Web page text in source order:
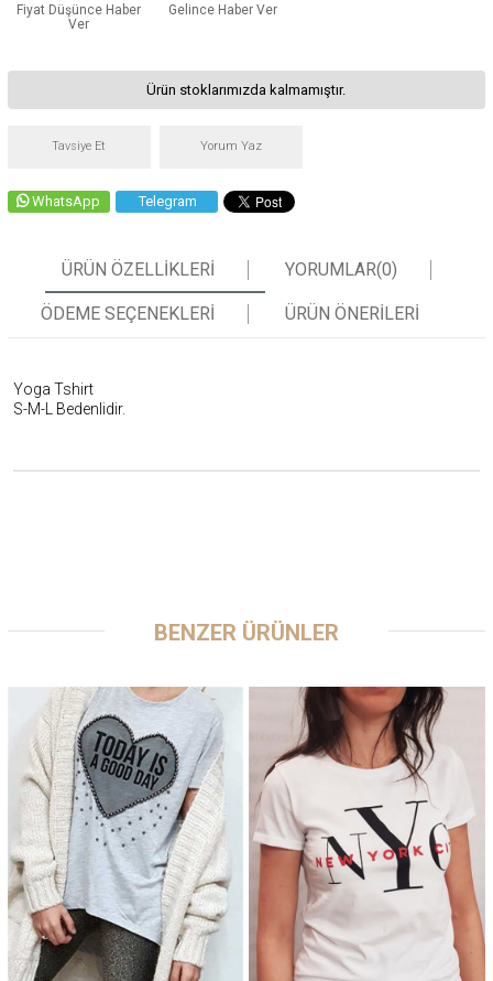
Fiyat Düşünce Haber
Ver
Gelince Haber Ver
Ürün stoklarımızda kalmamıştır.
Tavsiye Et Yorum Yaz
WhatsApp Telegram
ÜRÜN ÖZELLIKLERI YORUMLAR(0)
ÖDEME SEÇENEKLERI ÜRÜN ÖNERILERI
Yoga Tshirt
S-M-L Bedenlidir.
BENZER ÜRÜNLER